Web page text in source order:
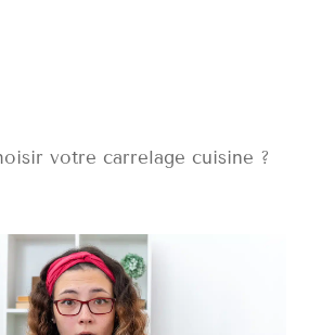
votre carrelage cuisine ?